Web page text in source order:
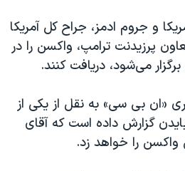
و جروم ادمز، جراح کل آمریکا
پرزیدنت ترامپ، واکسن را در
می‌شود، دریافت کنند.
«ان بی سی» به نقل از یکی از
گزارش داده است که آقای
واکسن را خواهد زد.